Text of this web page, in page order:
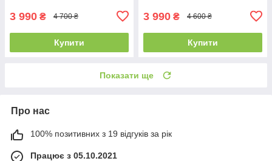
3 990 ₴ 4 700 ₴
Купити
3 990 ₴ 4 600 ₴
Купити
Показати ще
Про нас
100% позитивних з 19 відгуків за рік
Працює з 05.10.2021